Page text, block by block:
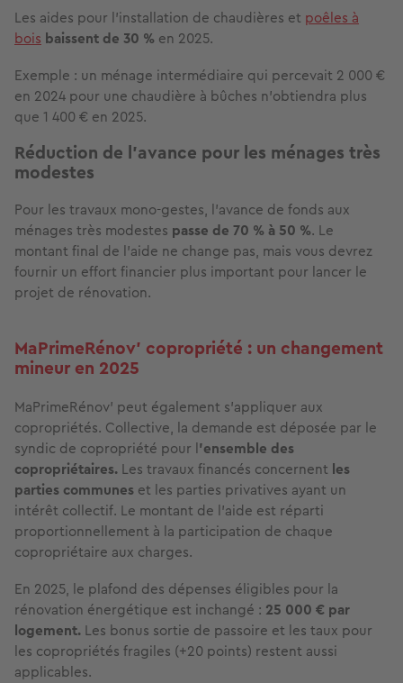
Les aides pour l’installation de chaudières et poêles à
bois baissent de 30 % en 2025.
Exemple : un ménage intermédiaire qui percevait 2 000 €
en 2024 pour une chaudière à bûches n’obtiendra plus
que 1 400 € en 2025.
Réduction de l'avance pour les ménages très
modestes
Pour les travaux mono-gestes, l’avance de fonds aux
ménages très modestes passe de 70 % à 50 %. Le
montant final de l’aide ne change pas, mais vous devrez
fournir un effort financier plus important pour lancer le
projet de rénovation.
MaPrimeRénov' copropriété : un changement
mineur en 2025
MaPrimeRénov' peut également s’appliquer aux
copropriétés. Collective, la demande est déposée par le
syndic de copropriété pour l'ensemble des
copropriétaires. Les travaux financés concernent les
parties communes et les parties privatives ayant un
intérêt collectif. Le montant de l’aide est réparti
proportionnellement à la participation de chaque
copropriétaire aux charges.
En 2025, le plafond des dépenses éligibles pour la
rénovation énergétique est inchangé : 25 000 € par
logement. Les bonus sortie de passoire et les taux pour
les copropriétés fragiles (+20 points) restent aussi
applicables.